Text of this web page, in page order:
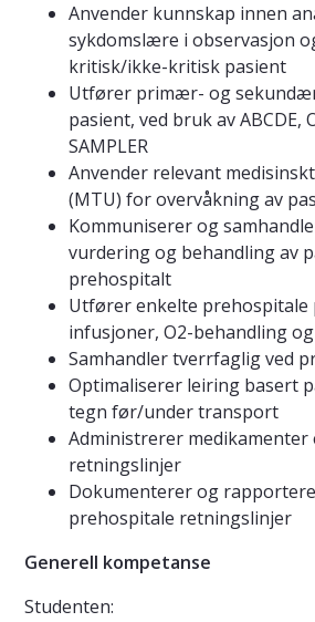
Anvender kunnskap innen
sykdomslære i observasjon
kritisk/ikke-kritisk pasient
Utfører primær- og
pasient, ved bruk av ABCDE,
SAMPLER
Anvender relevant
(MTU) for overvåkning av
Kommuniserer og
vurdering og behandling av
prehospitalt
Utfører enkelte prehospitale
infusjoner, O2-behandling og
Samhandler tverrfaglig ved
Optimaliserer leiring basert
tegn før/under transport
Administrerer
retningslinjer
Dokumenterer og
prehospitale retningslinjer
Generell kompetanse
Studenten: